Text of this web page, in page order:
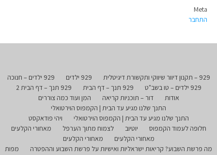
Meta
התחבר
929 – תקנון דיוור שיווקי ותקשורת דיגיטלית 929 ילדים
929 ילדים – חנוכה
929 ילדים – טו בשב"ט
929 תנך – דף הבית
929 תנך – דף הבית 2
אודות
דור – תוכניות קריאה
המן ועוד כמה צוררים
התנך שלנו מגיע עד הבית | הקמפוס הוירטואלי
התנך שלנו מגיע עד הבית | הקמפוס הוירטואלי
ויהי פודאקסט
חלופה לעמוד הקמפוס
יוטיוב לצמוח מתוך הערפל
מאחורי הקלעים
מאחורי הקלעים
מאחורי הקלעים
מה פרשת השבוע? קריאות ישראליות ואישיות על פרשת השבוע וההפטרה
מפות